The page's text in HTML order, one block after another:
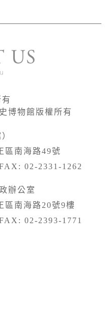
博物館版權所有
區南海路49號
02-2331-1262
辦公室
區南海路20號9樓
02-2393-1771